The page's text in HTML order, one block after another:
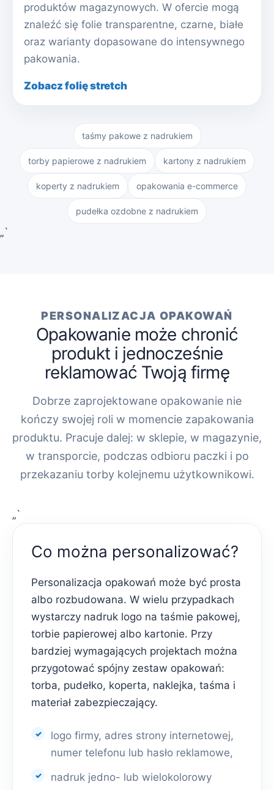
produktów magazynowych. W ofercie mogą
znaleźć się folie transparentne, czarne, białe
oraz warianty dopasowane do intensywnego
pakowania.
Zobacz folię stretch
taśmy pakowe z nadrukiem
torby papierowe z nadrukiem kartony z nadrukiem
koperty z nadrukiem opakowania e-commerce
pudełka ozdobne z nadrukiem
„`
PERSONALIZACJA OPAKOWAŃ
Opakowanie może chronić
produkt i jednocześnie
reklamować Twoją firmę
Dobrze zaprojektowane opakowanie nie
kończy swojej roli w momencie zapakowania
produktu. Pracuje dalej: w sklepie, w magazynie,
w transporcie, podczas odbioru paczki i po
przekazaniu torby kolejnemu użytkownikowi.
„`
Co można personalizować?
Personalizacja opakowań może być prosta
albo rozbudowana. W wielu przypadkach
wystarczy nadruk logo na taśmie pakowej,
torbie papierowej albo kartonie. Przy
bardziej wymagających projektach można
przygotować spójny zestaw opakowań:
torba, pudełko, koperta, naklejka, taśma i
materiał zabezpieczający.
logo firmy, adres strony internetowej,
numer telefonu lub hasło reklamowe,
nadruk jedno- lub wielokolorowy